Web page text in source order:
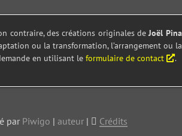
contraire, des créations originales deJoël
ou la transformation, l’arrangement
en utilisant le formulaire de contact .
par Piwigo | auteur | Crédits